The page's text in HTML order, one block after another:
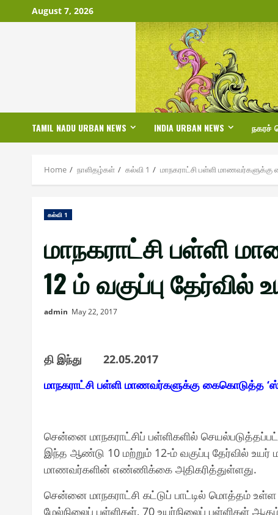
to
August 7, 2026
TAMIL NADU URBAN NEWS INDIA URBAN NEWS நகரச்
Home நாளிதழ்௧ள் ௧ல்வி 1 மாநகராட்சி பள்ளி மாணவர்களுக்கு
௧ல்வி 1
மாநகராட்சி பள்ளி
12 ம் வகுப்பு தேர்வில்
admin May 22, 2017
தி இந்து 22.05.2017
மாநகராட்சி பள்ளி மாணவர்களுக்கு கைகொடுத்த
சென்னை மாநகராட்சிப் பள்ளிகளில்
இந்த ஆண்டு 10 மற்றும் 12-ம் வகுப்பு தேர்வில் உயர்
மாணவர்களின் எண்ணிக்கை அதிகரித்துள்ளது.
சென்னை மாநகராட்சி கட்டுப் பாட்டில் மொத்தம் உள்ள
மேல்நிலைப் பள்ளிகள், 70 உயர்நிலைப் பள்ளிகள்